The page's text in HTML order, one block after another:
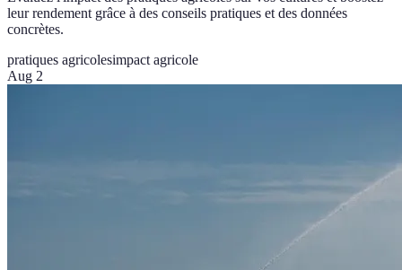
leur rendement grâce à des conseils pratiques et des données
concrètes.
pratiques agricolesimpact agricole
Aug 2